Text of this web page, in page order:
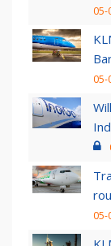
05-
05-
05-